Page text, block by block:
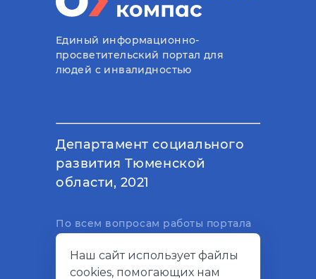
Единый информационно-
просветительский портал для
людей с инвалидностью
Департамент социального
развития Тюменской
области, 2021
По всем вопросам работы портала
электронный адрес
Наш сайт использует файлы
cookies, помогающих нам